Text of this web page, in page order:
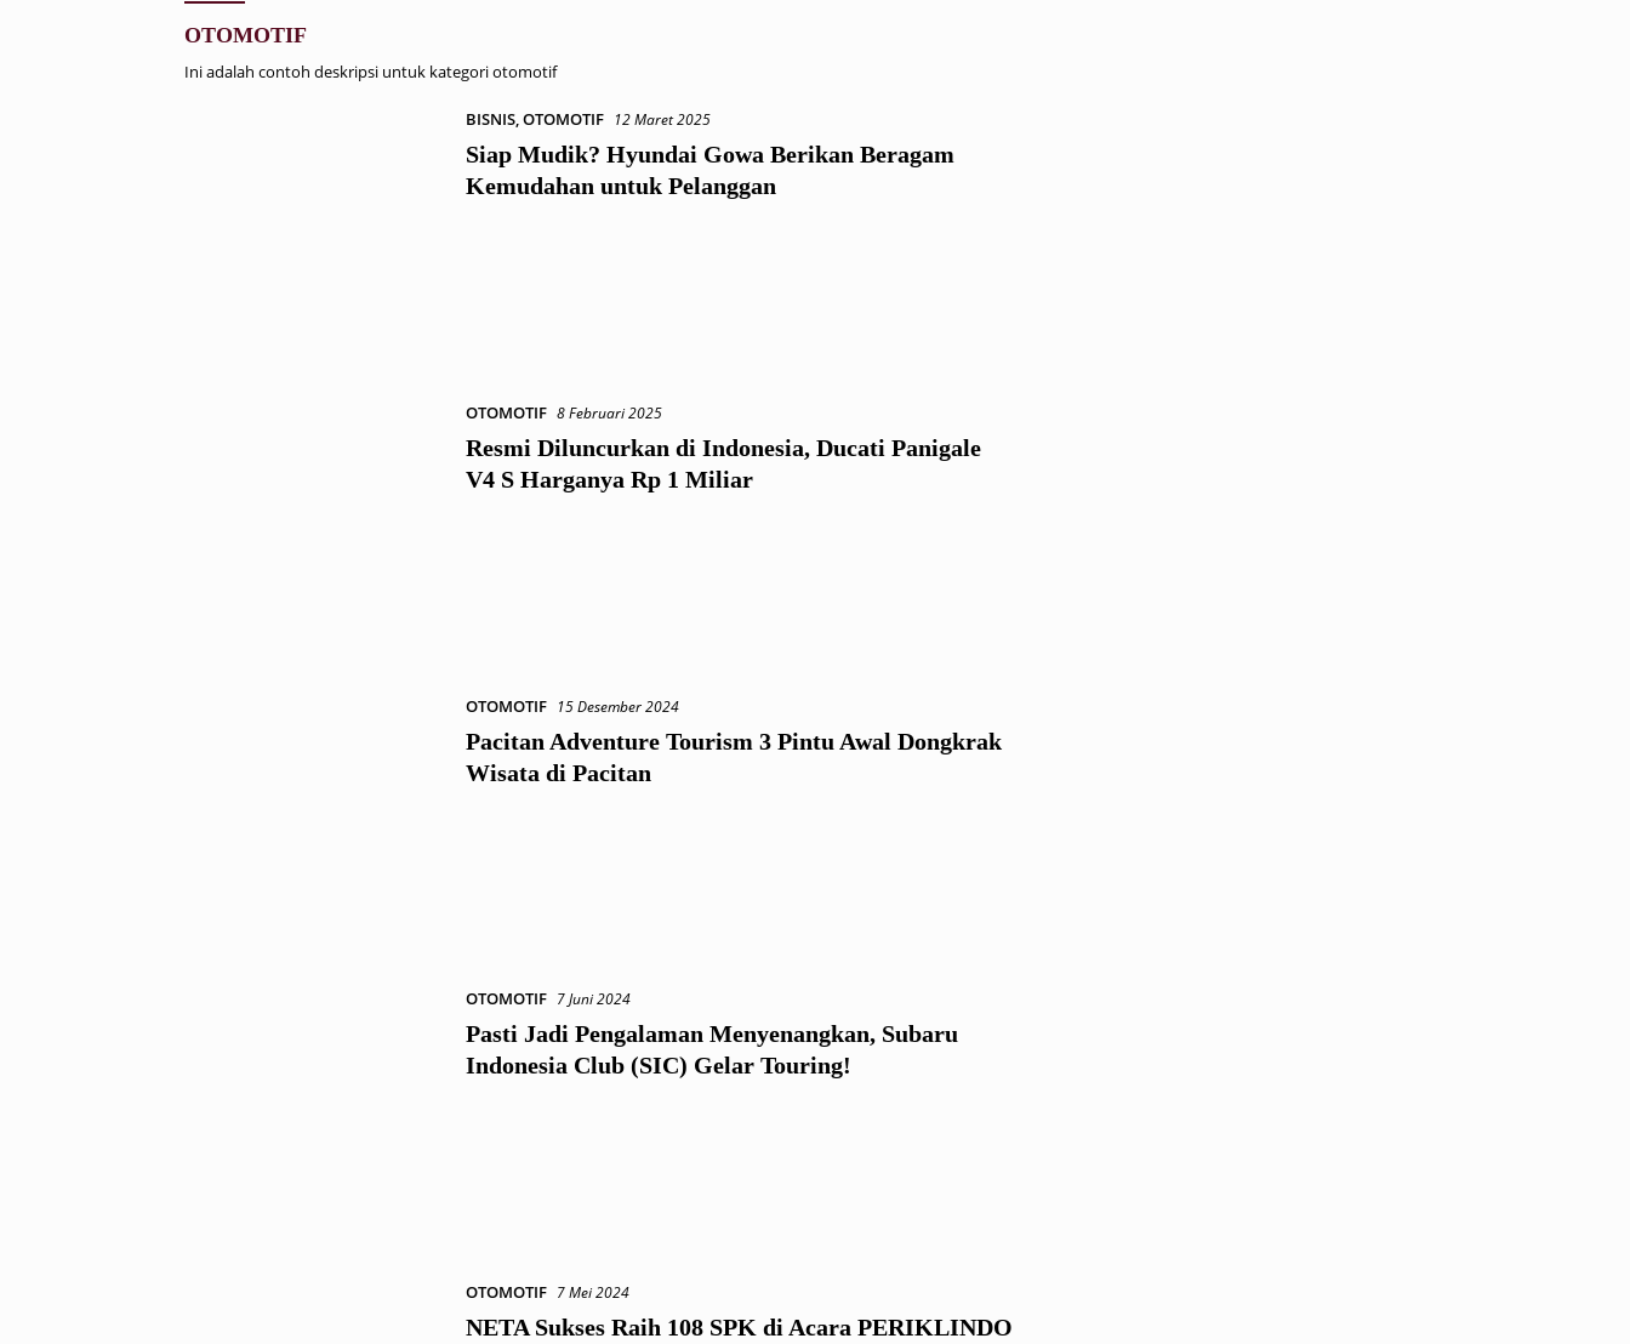
OTOMOTIF
Ini adalah contoh deskripsi untuk kategori otomotif
BISNIS,OTOMOTIF 12 Maret 2025
Siap Mudik? Hyundai Gowa Berikan Beragam
Kemudahan untuk Pelanggan
OTOMOTIF 8 Februari 2025
Resmi Diluncurkan di Indonesia, Ducati Panigale
V4 S Harganya Rp 1 Miliar
OTOMOTIF 15 Desember 2024
Pacitan Adventure Tourism 3 Pintu Awal Dongkrak
Wisata di Pacitan
OTOMOTIF 7 Juni 2024
Pasti Jadi Pengalaman Menyenangkan, Subaru
Indonesia Club (SIC) Gelar Touring!
OTOMOTIF 7 Mei 2024
NETA Sukses Raih 108 SPK di Acara PERIKLINDO